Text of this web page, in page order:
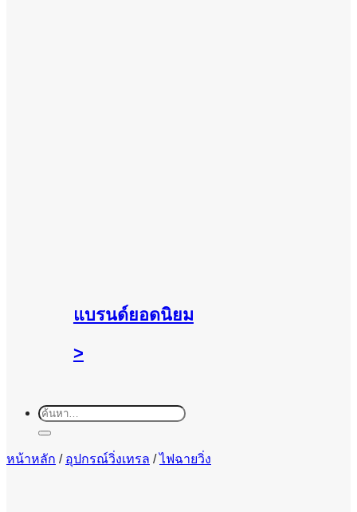
แบรนด์ยอดนิยม
>
ค้นหา:
หน้าหลัก / อุปกรณ์วิ่งเทรล / ไฟฉายวิ่ง